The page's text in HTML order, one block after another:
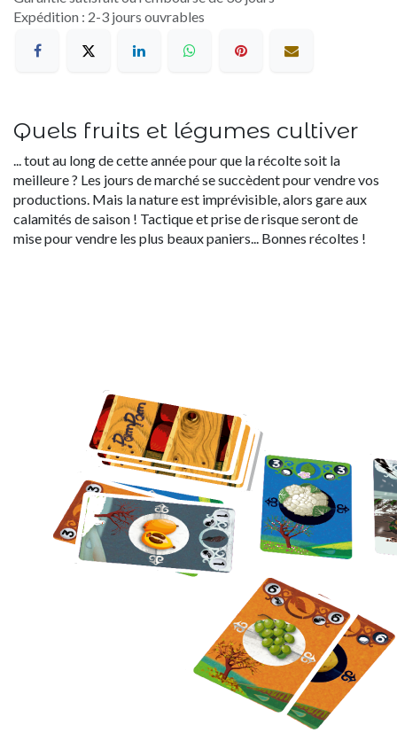
Expédition : 2-3 jours ouvrables
Quels fruits et légumes cultiver
... tout au long de cette année pour que la récolte soit la
meilleure ? Les jours de marché se succèdent pour vendre vos
productions. Mais la nature est imprévisible, alors gare aux
calamités de saison ! Tactique et prise de risque seront de
mise pour vendre les plus beaux paniers... Bonnes récoltes !